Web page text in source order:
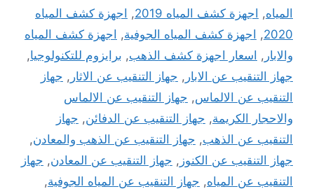
المياه, اجهزة كشف المياه 2019 , اجهزة كشف المياه
2020
, اجهزة كشف المياه الجوفية, اجهزة كشف المياه
والابار , اسعار اجهزة كشف الذهب, برايزوم للتكنولوجيا,
جهاز التنقيب عن الابار , جهاز التنقيب عن الاثار , جهاز
التنقيب عن الالماس, جهاز التنقيب عن الالماس
والاحجار الكريمة, جهاز التنقيب عن الدفائن, جهاز
التنقيب عن الذهب, جهاز التنقيب عن الذهب والمعادن,
جهاز التنقيب عن الكنوز , جهاز التنقيب عن المعادن, جهاز
التنقيب عن المياه, جهاز التنقيب عن المياه الجوفية,